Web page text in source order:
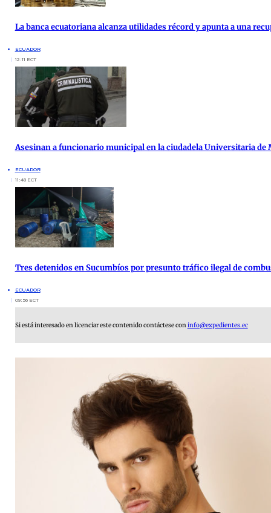
La banca ecuatoriana alcanza utilidades récord y apunta a una
ECUADOR
12:11 ECT
Asesinan a funcionario municipal en la ciudadela Universitaria de
ECUADOR
11:48 ECT
Tres detenidos en Sucumbíos por presunto tráfico ilegal de
ECUADOR
09:56 ECT
Si está interesado en licenciar este contenido contáctese con info@expedientes.ec